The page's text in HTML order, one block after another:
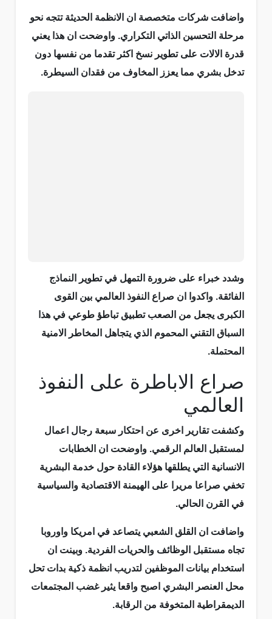
واضافت شركات متخصصة ان الانظمة الحديثة تتجه نحو
مرحلة التحسين الذاتي التكراري. واوضحت ان هذا يعني
قدرة الالات على تطوير نسخ اكثر تقدما من نفسها دون
تدخل بشري مما يعزز المخاوف من فقدان السيطرة.
وشدد خبراء على ضرورة التمهل في تطوير النماذج
الفائقة. واكدوا ان صراع النفوذ العالمي بين القوى
الكبرى يجعل من الصعب تطبيق تباطؤ طوعي في هذا
السباق التقني المحموم الذي يتجاهل المخاطر الامنية
المحتملة.
صراع الاباطرة على النفوذ
العالمي
وكشفت تقارير اخرى عن احتكار سبعة رجال اعمال
لمستقبل العالم الرقمي. واوضحت ان الخطابات
الانسانية التي يطلقها هؤلاء القادة حول خدمة البشرية
تخفي صراعا مريرا على الهيمنة الاقتصادية والسياسية
في القرن الحالي.
واضافت ان القلق الشعبي يتصاعد في امريكا واوروبا
تجاه مستقبل الوظائف والحريات الفردية. وبينت ان
استخدام بيانات الموظفين لتدريب انظمة ذكية بدات تحل
محل العنصر البشري اصبح واقعا يثير غضب المجتمعات
الديمقراطية المتخوفة من الرقابة.